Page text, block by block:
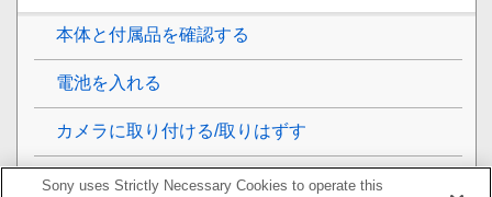
本体と付属品を確認する
電池を入れる
カメラに取り付ける/取りはずす
ミニスタンドを取り付ける/取りはずす
Sony uses Strictly Necessary Cookies to operate this